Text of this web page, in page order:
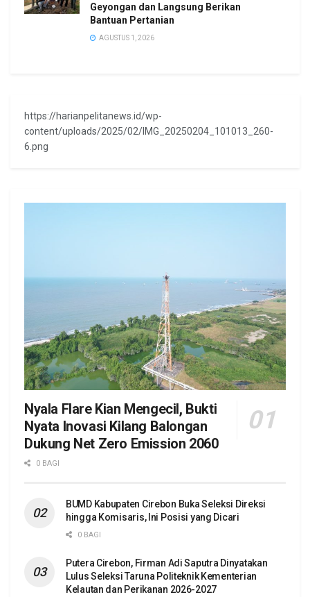
Geyongan dan Langsung Berikan
Bantuan Pertanian
AGUSTUS 1, 2026
https://harianpelitanews.id/wp-
content/uploads/2025/02/IMG_20250204_101013_260-
6.png
Nyala Flare Kian Mengecil, Bukti
Nyata Inovasi Kilang Balongan
Dukung Net Zero Emission 2060
0 BAGI
BUMD Kabupaten Cirebon Buka Seleksi Direksi
hingga Komisaris, Ini Posisi yang Dicari
0 BAGI
Putera Cirebon, Firman Adi Saputra Dinyatakan
Lulus Seleksi Taruna Politeknik Kementerian
Kelautan dan Perikanan 2026-2027